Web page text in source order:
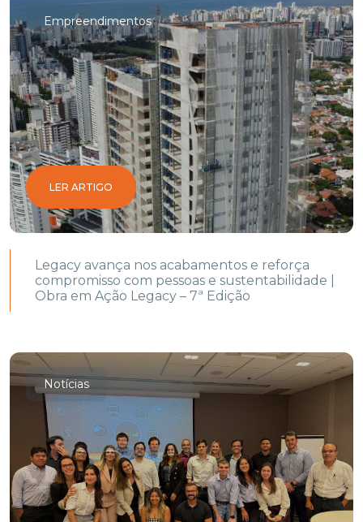
Empreendimentos
LER ARTIGO
Legacy avança nos acabamentos e reforça
compromisso com pessoas e sustentabilidade |
Obra em Ação Legacy – 7ª Edição
Notícias